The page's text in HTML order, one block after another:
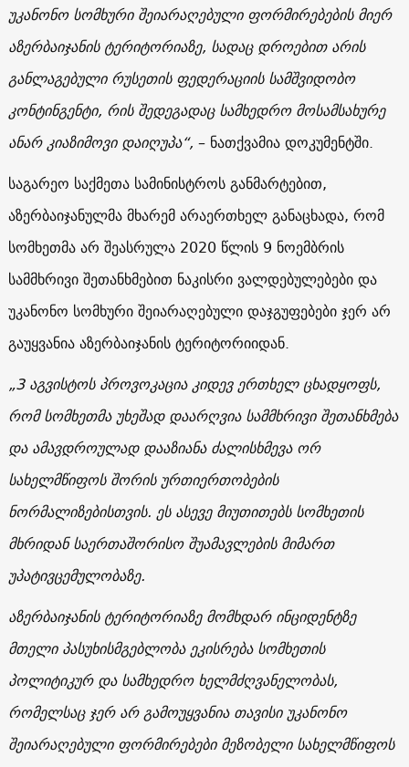
უკანონო სომხური შეიარაღებული ფორმირებების მიერ
აზერბაიჯანის ტერიტორიაზე, სადაც დროებით არის
განლაგებული რუსეთის ფედერაციის სამშვიდობო
კონტინგენტი, რის შედეგადაც სამხედრო მოსამსახურე
ანარ კიაზიმოვი დაიღუპა“, – ნათქვამია დოკუმენტში.
საგარეო საქმეთა სამინისტროს განმარტებით,
აზერბაიჯანულმა მხარემ არაერთხელ განაცხადა, რომ
სომხეთმა არ შეასრულა 2020 წლის 9 ნოემბრის
სამმხრივი შეთანხმებით ნაკისრი ვალდებულებები და
უკანონო სომხური შეიარაღებული დაჯგუფებები ჯერ არ
გაუყვანია აზერბაიჯანის ტერიტორიიდან.
„3 აგვისტოს პროვოკაცია კიდევ ერთხელ ცხადყოფს,
რომ სომხეთმა უხეშად დაარღვია სამმხრივი შეთანხმება
და ამავდროულად დააზიანა ძალისხმევა ორ
სახელმწიფოს შორის ურთიერთობების
ნორმალიზებისთვის. ეს ასევე მიუთითებს სომხეთის
მხრიდან საერთაშორისო შუამავლების მიმართ
უპატივცემულობაზე.
აზერბაიჯანის ტერიტორიაზე მომხდარ ინციდენტზე
მთელი პასუხისმგებლობა ეკისრება სომხეთის
პოლიტიკურ და სამხედრო ხელმძღვანელობას,
რომელსაც ჯერ არ გამოუყვანია თავისი უკანონო
შეიარაღებული ფორმირებები მეზობელი სახელმწიფოს